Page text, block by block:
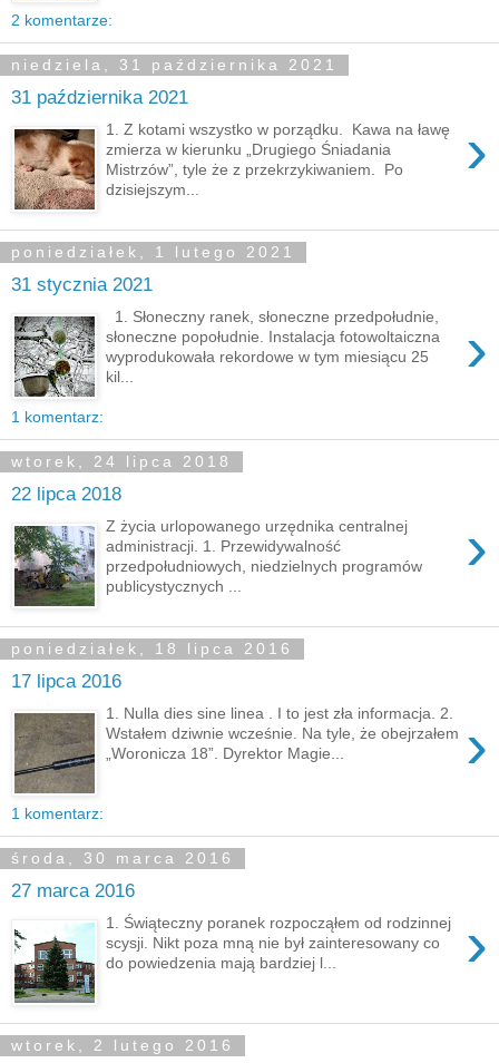
2 komentarze:
niedziela, 31 października 2021
31 października 2021
›
1. Z kotami wszystko w porządku. Kawa na ławę
zmierza w kierunku „Drugiego Śniadania
Mistrzów”, tyle że z przekrzykiwaniem. Po
dzisiejszym...
poniedziałek, 1 lutego 2021
31 stycznia 2021
›
1. Słoneczny ranek, słoneczne przedpołudnie,
słoneczne popołudnie. Instalacja fotowoltaiczna
wyprodukowała rekordowe w tym miesiącu 25
kil...
1 komentarz:
wtorek, 24 lipca 2018
22 lipca 2018
›
Z życia urlopowanego urzędnika centralnej
administracji. 1. Przewidywalność
przedpołudniowych, niedzielnych programów
publicystycznych ...
poniedziałek, 18 lipca 2016
17 lipca 2016
›
1. Nulla dies sine linea . I to jest zła informacja. 2.
Wstałem dziwnie wcześnie. Na tyle, że obejrzałem
„Woronicza 18”. Dyrektor Magie...
1 komentarz:
środa, 30 marca 2016
27 marca 2016
›
1. Świąteczny poranek rozpocząłem od rodzinnej
scysji. Nikt poza mną nie był zainteresowany co
do powiedzenia mają bardziej l...
wtorek, 2 lutego 2016